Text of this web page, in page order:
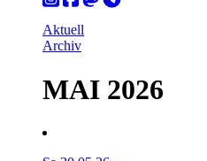
Aktuell
Archiv
MAI 2026